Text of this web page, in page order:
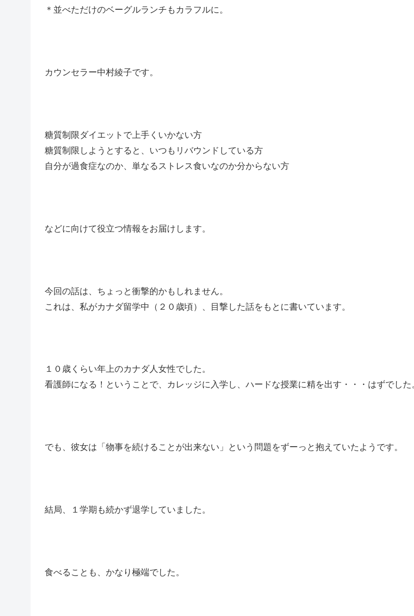
＊並べただけのベーグルランチもカラフルに。
カウンセラー中村綾子です。
糖質制限ダイエットで上手くいかない方
糖質制限しようとすると、いつもリバウンドしている方
自分が過食症なのか、単なるストレス食いなのか分からない方
などに向けて役立つ情報をお届けします。
今回の話は、ちょっと衝撃的かもしれません。
これは、私がカナダ留学中（２０歳頃）、目撃した話をもとに書いています。
１０歳くらい年上のカナダ人女性でした。
看護師になる！ということで、カレッジに入学し、ハードな授業に精を出す・・・はずでした
でも、彼女は「物事を続けることが出来ない」という問題をずーっと抱えていたようです。
結局、１学期も続かず退学していました。
食べることも、かなり極端でした。